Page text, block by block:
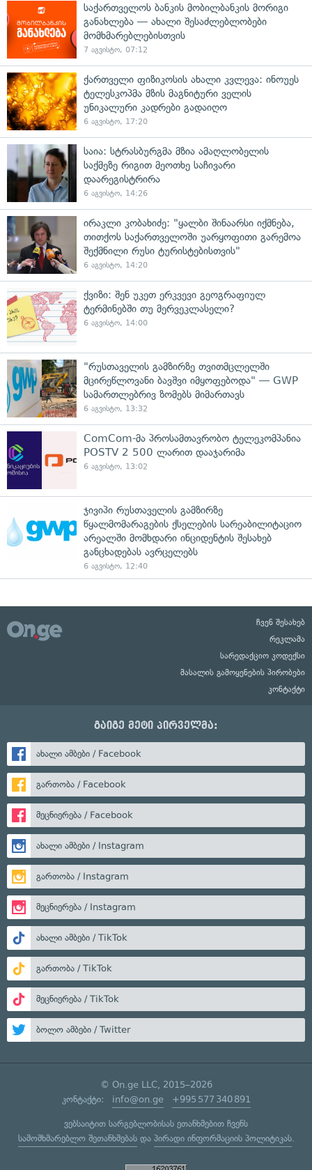
საქართველოს ბანკის მობილბანკის მორიგი
განახლება — ახალი შესაძლებლობები
მომხმარებლებისთვის
7 აგვისტო, 07:12
ქართველი ფიზიკოსის ახალი კვლევა: ინოუეს
ტელესკოპმა მზის მაგნიტური ველის
უნიკალური კადრები გადაიღო
6 აგვისტო, 17:20
საია: სტრასბურგმა მზია ამაღლობელის
საქმეზე რიგით მეოთხე საჩივარი
დაარეგისტრირა
6 აგვისტო, 14:26
ირაკლი კობახიძე: "ყალბი შინაარსი იქმნება,
თითქოს საქართველოში უარყოფითი გარემოა
შექმნილი რუსი ტურისტებისთვის"
6 აგვისტო, 14:20
ქვიზი: შენ უკეთ ერკვევი გეოგრაფიულ
ტერმინებში თუ მერვეკლასელი?
6 აგვისტო, 14:00
"რუსთაველის გამზირზე თვითმცლელში
მცირეწლოვანი ბავშვი იმყოფებოდა" — GWP
სამართლებრივ ზომებს მიმართავს
6 აგვისტო, 13:32
ComCom-მა პროსამთავრობო ტელეკომპანია
POSTV 2 500 ლარით დააჯარიმა
6 აგვისტო, 13:02
ჯივიპი რუსთაველის გამზირზე
წყალმომარაგების ქსელების სარეაბილიტაციო
არეალში მომხდარი ინციდენტის შესახებ
განცხადებას ავრცელებს
6 აგვისტო, 12:40
ჩვენ შესახებ
რეკლამა
სარედაქციო კოდექსი
მასალის გამოყენების პირობები
კონტაქტი
გაიგე მეტი პირველმა:
ახალი ამბები / Facebook
გართობა / Facebook
მეცნიერება / Facebook
ახალი ამბები / Instagram
გართობა / Instagram
მეცნიერება / Instagram
ახალი ამბები / TikTok
გართობა / TikTok
მეცნიერება / TikTok
ბოლო ამბები / Twitter
© On.ge LLC, 2015–2026
კონტაქტი: info@on.ge +995 577 340 891
ვებსაიტით სარგებლობისას ეთანხმებით ჩვენს
სამომხმარებლო შეთანხმებასდა პირადი ინფორმაციის პოლიტიკას.